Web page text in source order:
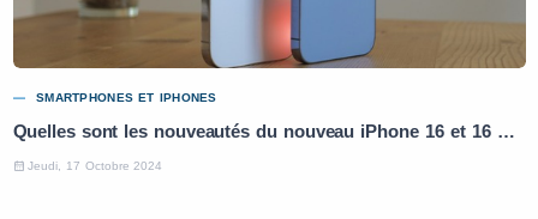
SMARTPHONES ET IPHONES
Quelles sont les nouveautés du nouveau iPhone 16 et 16 Pro ?
Jeudi, 17 Octobre 2024